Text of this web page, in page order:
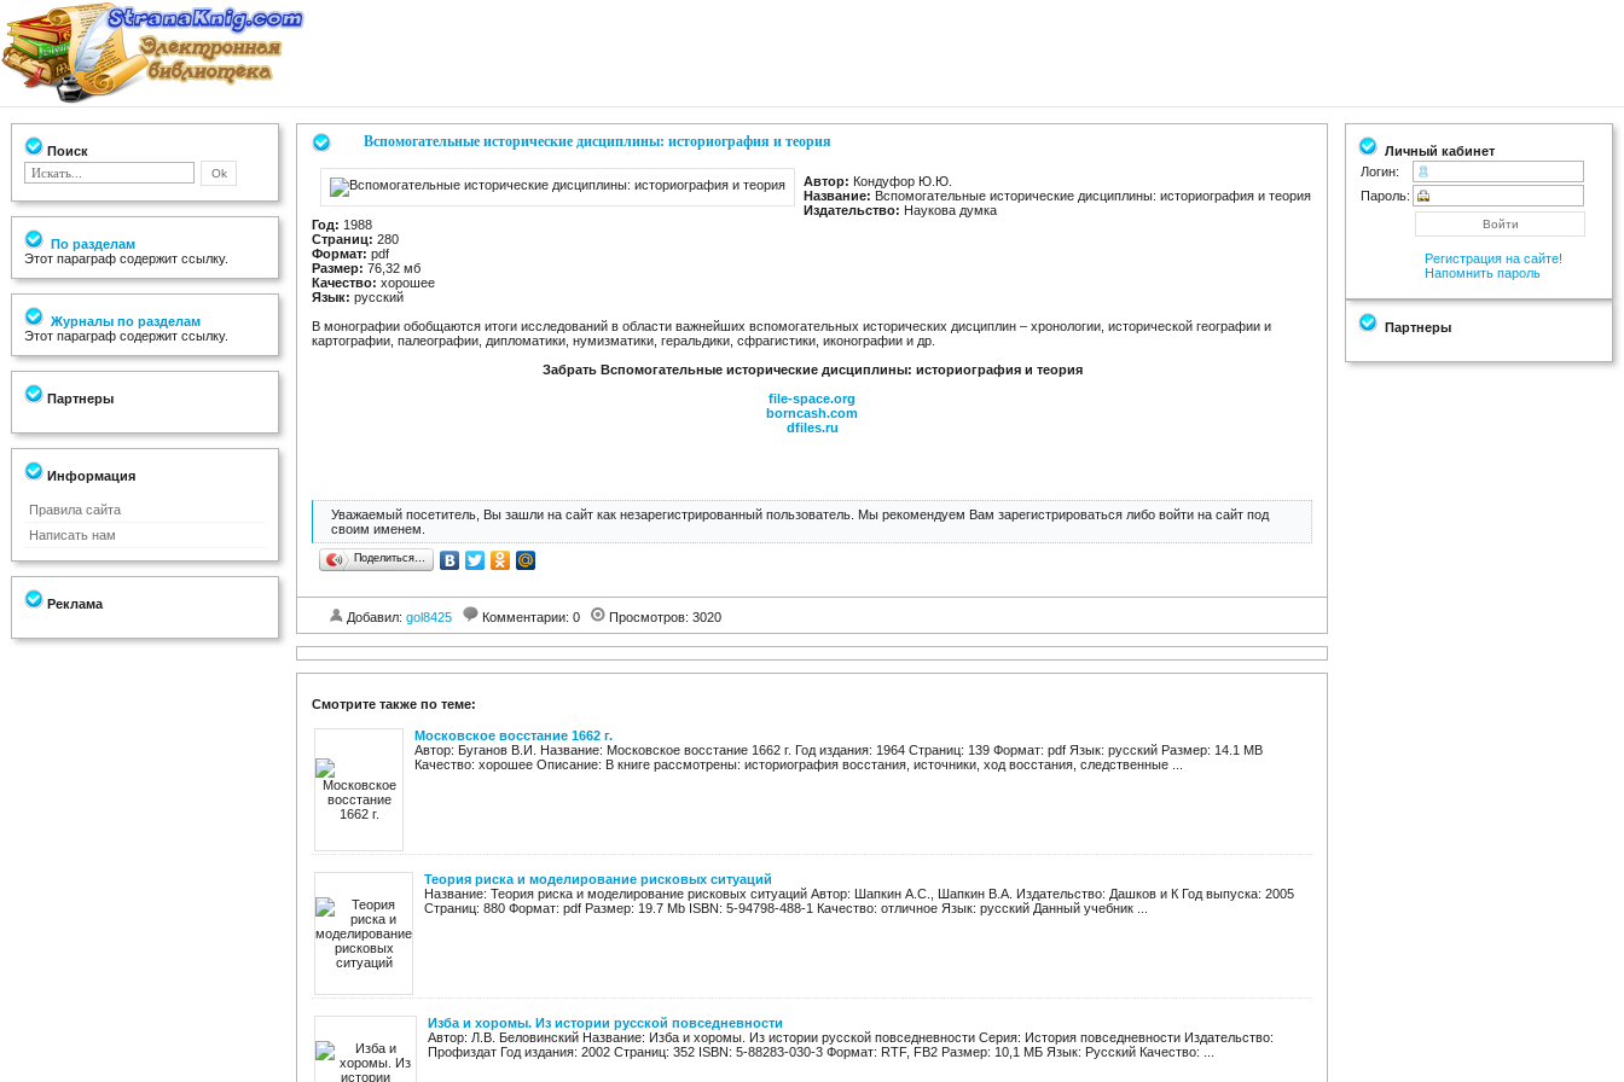
Поиск
По разделам
Этот параграф содержит ссылку.
Журналы по разделам
Этот параграф содержит ссылку.
Партнеры
Информация
Правила сайта
Написать нам
Реклама
Вспомогательные исторические дисциплины: историография и теория
Автор: Кондуфор Ю.Ю.
Название: Вспомогательные исторические дисциплины: историография и теория
Издательство: Наукова думка
Год: 1988
Страниц: 280
Формат: pdf
Размер: 76,32 мб
Качество: хорошее
Язык: русский
В монографии обобщаются итоги исследований в области важнейших вспомогательных исторических дисциплин – хронологии, исторической географии и
картографии, палеографии, дипломатики, нумизматики, геральдики, сфрагистики, иконографии и др.
Забрать Вспомогательные исторические дисциплины: историография и теория
file-space.org
borncash.com
dfiles.ru
Уважаемый посетитель, Вы зашли на сайт как незарегистрированный пользователь. Мы рекомендуем Вам зарегистрироваться либо войти на сайт под
своим именем.
Поделиться…
Добавил: gol8425 Комментарии: 0 Просмотров: 3020
Смотрите также по теме:
Московское восстание 1662 г.
Автор: Буганов В.И. Название: Московское восстание 1662 г. Год издания: 1964 Страниц: 139 Формат: pdf Язык: русский Размер: 14.1 MB
Качество: хорошее Описание: В книге рассмотрены: историография восстания, источники, ход восстания, следственные ...
Теория риска и моделирование рисковых ситуаций
Название: Теория риска и моделирование рисковых ситуаций Автор: Шапкин А.С., Шапкин В.А. Издательство: Дашков и К Год выпуска: 2005
Страниц: 880 Формат: pdf Размер: 19.7 Mb ISBN: 5-94798-488-1 Качество: отличное Язык: русский Данный учебник ...
Изба и хоромы. Из истории русской повседневности
Автор: Л.В. Беловинский Название: Изба и хоромы. Из истории русской повседневности Серия: История повседневности Издательство:
Профиздат Год издания: 2002 Страниц: 352 ISBN: 5-88283-030-3 Формат: RTF, FB2 Размер: 10,1 МБ Язык: Русский Качество: ...
Личный кабинет
Логин:
Пароль:
Регистрация на сайте!
Напомнить пароль
Партнеры